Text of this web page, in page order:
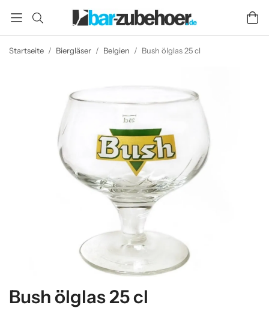
Startseite / Biergläser / Belgien / Bush ölglas 25 cl
Bush ölglas 25 cl